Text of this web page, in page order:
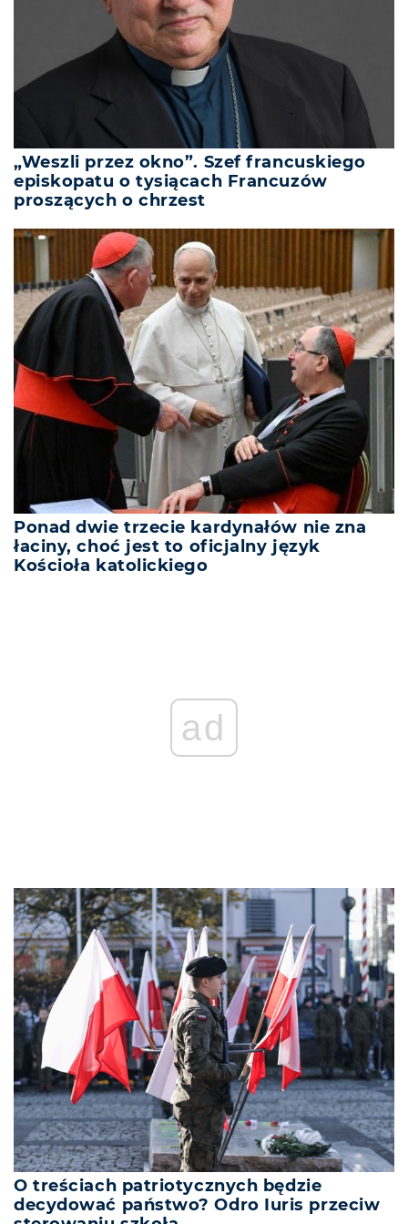
„Weszli przez okno”. Szef francuskiego
episkopatu o tysiącach Francuzów
proszących o chrzest
Ponad dwie trzecie kardynałów nie zna
łaciny, choć jest to oficjalny język
Kościoła katolickiego
ad
O treściach patriotycznych będzie
decydować państwo? Odro Iuris przeciw